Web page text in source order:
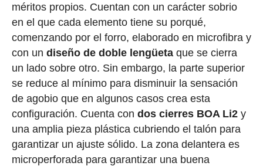
méritos propios. Cuentan con un carácter sobrio
en el que cada elemento tiene su porqué,
comenzando por el forro, elaborado en microfibra y
con un diseño de doble lengüetaque se cierra
un lado sobre otro. Sin embargo, la parte superior
se reduce al mínimo para disminuir la sensación
de agobio que en algunos casos crea esta
configuración. Cuenta con dos cierres BOA Li2y
una amplia pieza plástica cubriendo el talón para
garantizar un ajuste sólido. La zona delantera es
microperforada para garantizar una buena